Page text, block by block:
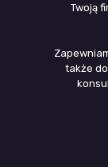
Twoją
także